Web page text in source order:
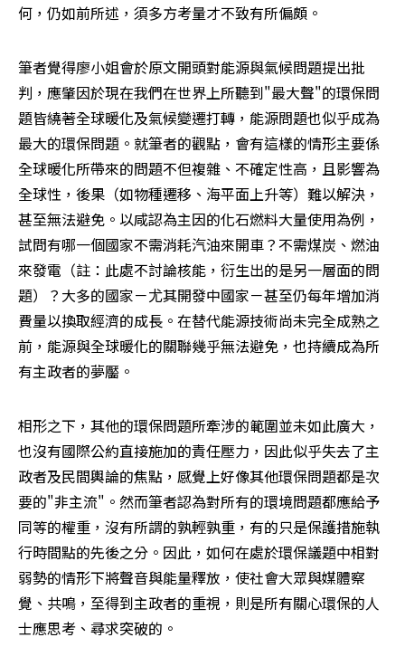
何，仍如前所述，須多方考量才不致有所偏頗。
筆者覺得廖小姐會於原文開頭對能源與氣候問題提出批
判，應肇因於現在我們在世界上所聽到"最大聲"的環保問
題皆繞著全球暖化及氣候變遷打轉，能源問題也似乎成為
最大的環保問題。就筆者的觀點，會有這樣的情形主要係
全球暖化所帶來的問題不但複雜、不確定性高，且影響為
全球性，後果（如物種遷移、海平面上升等）難以解決，
甚至無法避免。以咸認為主因的化石燃料大量使用為例，
試問有哪一個國家不需消耗汽油來開車？不需煤炭、燃油
來發電（註：此處不討論核能，衍生出的是另一層面的問
題）？大多的國家－尤其開發中國家－甚至仍每年增加消
費量以換取經濟的成長。在替代能源技術尚未完全成熟之
前，能源與全球暖化的關聯幾乎無法避免，也持續成為所
有主政者的夢靨。
相形之下，其他的環保問題所牽涉的範圍並未如此廣大，
也沒有國際公約直接施加的責任壓力，因此似乎失去了主
政者及民間輿論的焦點，感覺上好像其他環保問題都是次
要的"非主流"。然而筆者認為對所有的環境問題都應給予
同等的權重，沒有所謂的孰輕孰重，有的只是保護措施執
行時間點的先後之分。因此，如何在處於環保議題中相對
弱勢的情形下將聲音與能量釋放，使社會大眾與媒體察
覺、共鳴，至得到主政者的重視，則是所有關心環保的人
士應思考、尋求突破的。